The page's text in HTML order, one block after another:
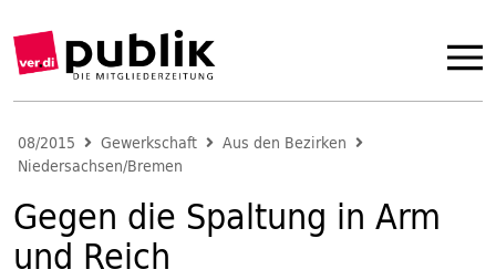
08/2015 Gewerkschaft
Aus den Bezirken
Niedersachsen/Bremen
Gegen die Spaltung in Arm
und Reich